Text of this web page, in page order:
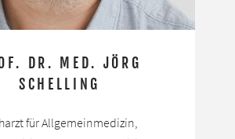
DR. MED. JÖRG
SCHELLING
für Allgemeinmedizin,